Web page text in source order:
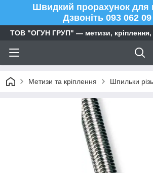
Швидкий прорахунок для
Дзвоніть 093 062
ТОВ "ОГУН ГРУП" — метизи, кріплення,
Метизи та кріплення Шпильки